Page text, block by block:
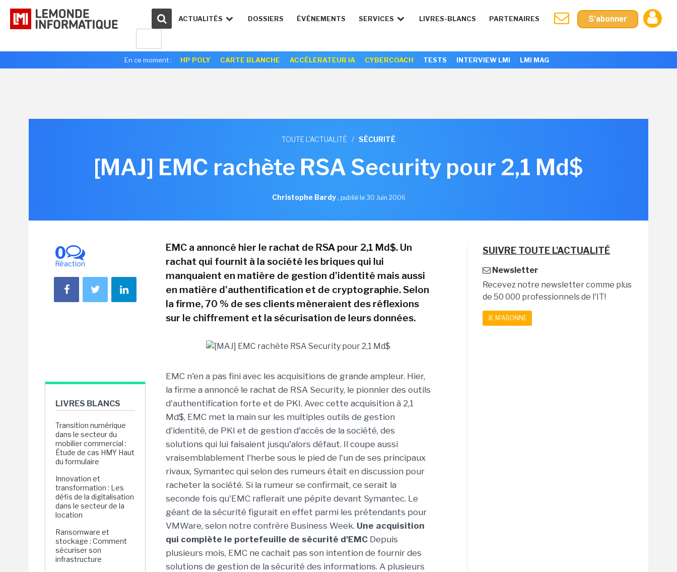
ACTUALITÉS DOSSIERS ÉVÉNEMENTS SERVICES LIVRES-BLANCS PARTENAIRES S'abonner
En ce moment : HP POLY CARTE BLANCHE ACCÉLERATEUR IA CYBERCOACH TESTS INTERVIEW LMI LMI MAG
TOUTE L'ACTUALITÉ / SÉCURITÉ
[MAJ] EMC rachète RSA Security pour 2,1 Md$
Christophe Bardy, publié le 30 Juin 2006
0
Réaction
LIVRES BLANCS
Transition numérique
dans le secteur du
mobilier commercial :
Étude de cas HMY Haut
du formulaire
Innovation et
transformation : Les
défis de la digitalisation
dans le secteur de la
location
Ransomware et
stockage : Comment
sécuriser son
infrastructure
EMC a annoncé hier le rachat de RSA pour 2,1 Md$. Un
rachat qui fournit à la société les briques qui lui
manquaient en matière de gestion d'identité mais aussi
en matière d'authentification et de cryptographie. Selon
la firme, 70 % de ses clients mèneraient des réflexions
sur le chiffrement et la sécurisation de leurs données.
EMC n'en a pas fini avec les acquisitions de grande ampleur. Hier,
la firme a annoncé le rachat de RSA Security, le pionnier des outils
d'authentification forte et de PKI. Avec cette acquisition à 2,1
Md$, EMC met la main sur les multiples outils de gestion
d'identité, de PKI et de gestion d'accès de la société, des
solutions qui lui faisaient jusqu'alors défaut. Il coupe aussi
vraisemblablement l'herbe sous le pied de l'un de ses principaux
rivaux, Symantec qui selon des rumeurs était en discussion pour
racheter la société. Si la rumeur se confirmait, ce serait la
seconde fois qu'EMC raflerait une pépite devant Symantec. Le
géant de la sécurité figurait en effet parmi les prétendants pour
VMWare, selon notre confrère Business Week. Une acquisition
qui complète le portefeuille de sécurité d'EMC Depuis
plusieurs mois, EMC ne cachait pas son intention de fournir des
solutions de gestion de la sécurité des informations. A plusieurs
SUIVRE TOUTE L'ACTUALITÉ
Newsletter
Recevez notre newsletter comme plus
de 50 000 professionnels de l'IT!
JE M'ABONNE